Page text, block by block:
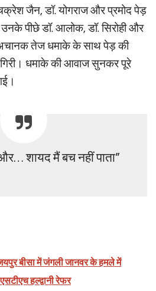
जैन, डॉ. योगराज और प्रमोद पेड़
पीछे डॉ. आलोक, डॉ. सिरोही और
तेज धमाके के साथ पेड़ की
धमाके की आवाज सुनकर पूरे
शायद मैं बच नहीं पाता”
बीसा में जंगली जानवर के हमले में
हल्द्वानी रेफर